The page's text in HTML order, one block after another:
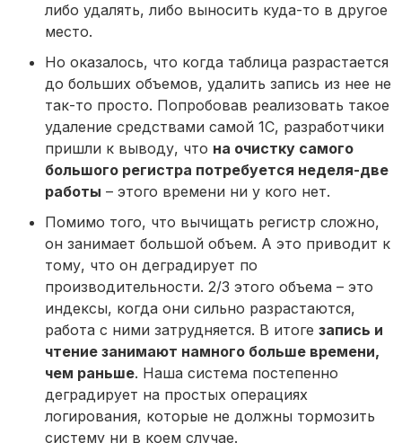
либо удалять, либо выносить куда-то в другое
место.
Но оказалось, что когда таблица разрастается
до больших объемов, удалить запись из нее не
так-то просто. Попробовав реализовать такое
удаление средствами самой 1С, разработчики
пришли к выводу, что на очистку самого
большого регистра потребуется неделя-две
работы – этого времени ни у кого нет.
Помимо того, что вычищать регистр сложно,
он занимает большой объем. А это приводит к
тому, что он деградирует по
производительности. 2/3 этого объема – это
индексы, когда они сильно разрастаются,
работа с ними затрудняется. В итоге запись и
чтение занимают намного больше времени,
чем раньше. Наша система постепенно
деградирует на простых операциях
логирования, которые не должны тормозить
систему ни в коем случае.